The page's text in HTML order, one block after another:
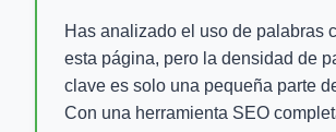
Has analizado el uso de palabras
esta página, pero la densidad de
clave es solo una pequeña parte
Con una herramienta SEO